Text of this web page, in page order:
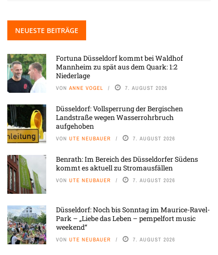
NEUESTE BEITRÄGE
Fortuna Düsseldorf kommt bei Waldhof
Mannheim zu spät aus dem Quark: 1:2
Niederlage
VON ANNE VOGEL 7. AUGUST 2026
Düsseldorf: Vollsperrung der Bergischen
Landstraße wegen Wasserrohrbruch
aufgehoben
VON UTE NEUBAUER 7. AUGUST 2026
Benrath: Im Bereich des Düsseldorfer Südens
kommt es aktuell zu Stromausfällen
VON UTE NEUBAUER 7. AUGUST 2026
Düsseldorf: Noch bis Sonntag im Maurice-Ravel-
Park – „Liebe das Leben – pempelfort music
weekend“
VON UTE NEUBAUER 7. AUGUST 2026